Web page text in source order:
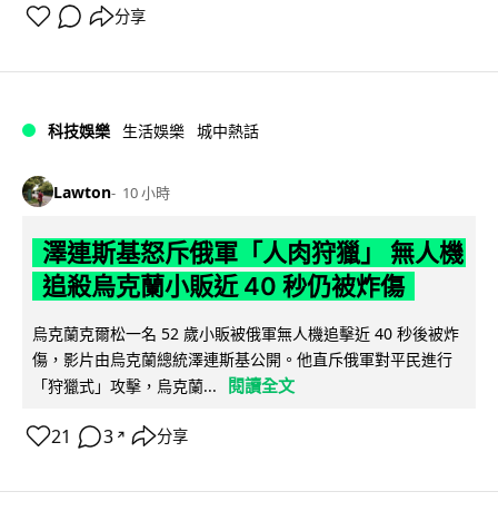
分享
科技娛樂 生活娛樂 城中熱話
Lawton 10 小時
澤連斯基怒斥俄軍「人肉狩獵」 無人機
追殺烏克蘭小販近 40 秒仍被炸傷
烏克蘭克爾松一名 52 歲小販被俄軍無人機追擊近 40 秒後被炸
傷，影片由烏克蘭總統澤連斯基公開。他直斥俄軍對平民進行
「狩獵式」攻擊，烏克蘭...
閱讀全文
21 3 ↗ 分享